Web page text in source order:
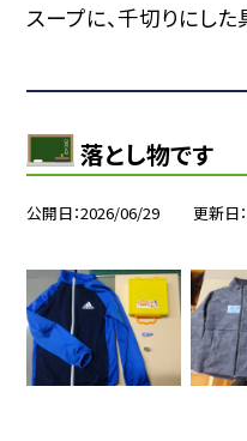
スープに、千切りにし
落とし物です
公開日 2026/06/29 更新日